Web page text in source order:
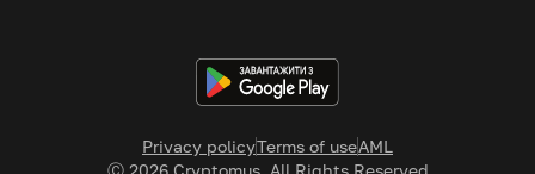
Privacy policyTerms of useAML